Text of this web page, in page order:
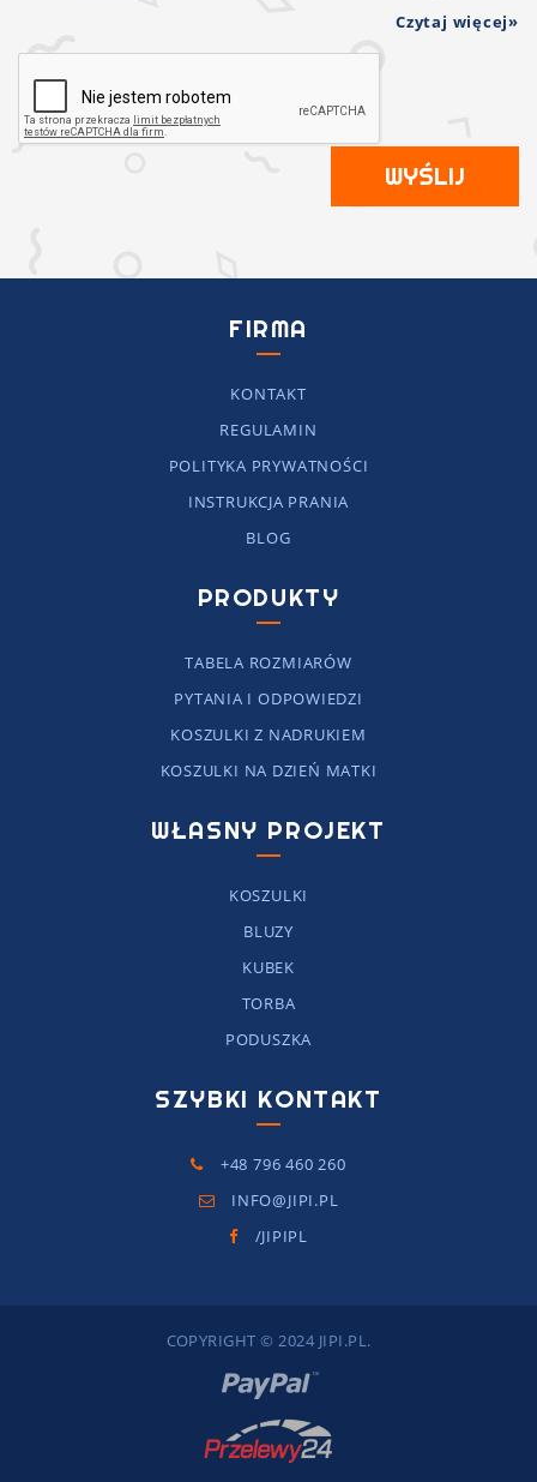
Czytaj więcej
WYŚLIJ
FIRMA
KONTAKT
REGULAMIN
POLITYKA PRYWATNOŚCI
INSTRUKCJA PRANIA
BLOG
PRODUKTY
TABELA ROZMIARÓW
PYTANIA I ODPOWIEDZI
KOSZULKI Z NADRUKIEM
KOSZULKI NA DZIEŃ MATKI
WŁASNY PROJEKT
KOSZULKI
BLUZY
KUBEK
TORBA
PODUSZKA
SZYBKI KONTAKT
+48 796 460 260
INFO@JIPI.PL
/JIPIPL
COPYRIGHT © 2024 JIPI.PL.